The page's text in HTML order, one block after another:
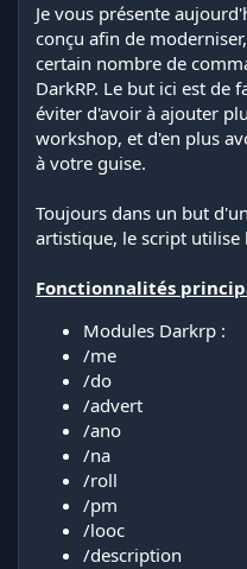
c
r
é
a
i
o
Je vous présente
conçu afin de
certain nombre de
DarkRP. Le but ici est de
éviter d'avoir à ajouter
workshop, et d'en plus
à votre guise.
Toujours dans un but
artistique, le script utilise
Fonctionnalités
Modules Darkrp :
/me
/do
/advert
/ano
/na
/roll
/pm
/looc
/description